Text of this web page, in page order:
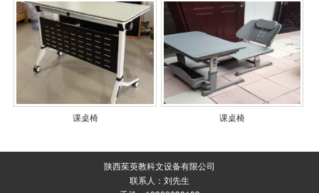
课桌椅 课桌椅
陕西茱萸教科文设备有限公司
联系人：刘先生